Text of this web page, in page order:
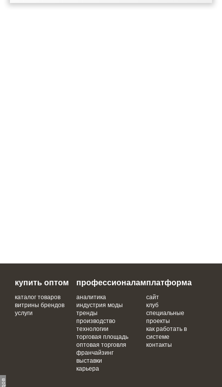
купить оптом
каталог товаров
витрины брендов
услуги
профессионалам
аналитика
индустрия моды
тренды
производство
технологии
торговая площадь
оптовая торговля
франчайзинг
выставки
карьера
платформа
сайт
клуб
специальные
проекты
как работать в
системе
контакты